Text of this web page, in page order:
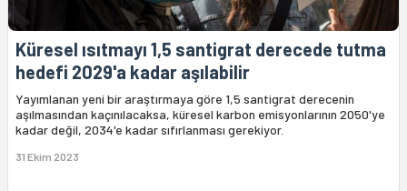
Küresel ısıtmayı 1,5 santigrat derecede tutma
hedefi 2029'a kadar aşılabilir
Yayımlanan yeni bir araştırmaya göre 1,5 santigrat derecenin
aşılmasından kaçınılacaksa, küresel karbon emisyonlarının 2050'ye
kadar değil, 2034'e kadar sıfırlanması gerekiyor.
31 Ekim 2023